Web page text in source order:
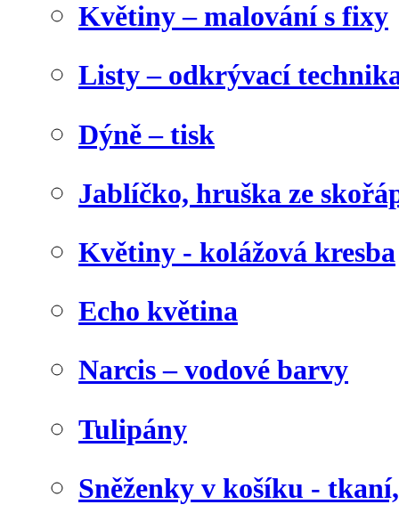
Květiny – malování s fixy
Listy – odkrývací
Dýně – tisk
Jablíčko, hruška ze
Květiny - kolážová kresba
Echo květina
Narcis – vodové barvy
Tulipány
Sněženky v košíku -